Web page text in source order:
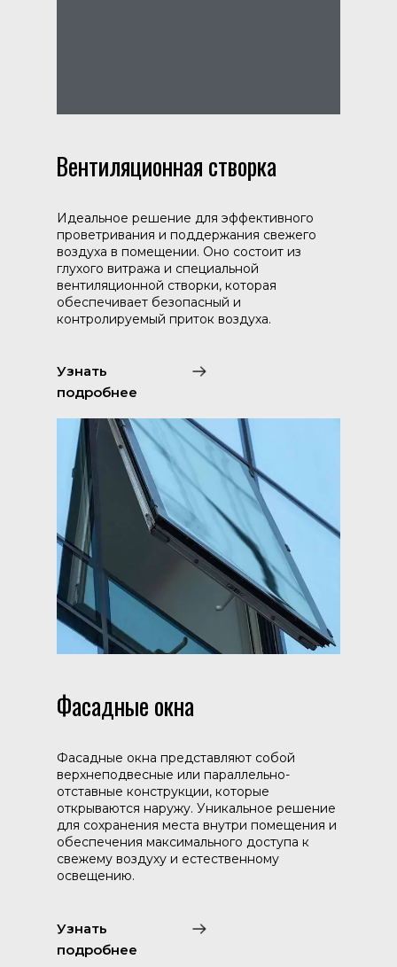
Узнать
подробнее
Узнать
подробнее
Фасадные окна представляют собой
верхнеподвесные или параллельно-
отставные конструкции, которые
открываются наружу. Уникальное решение
для сохранения места внутри помещения и
обеспечения максимального доступа к
свежему воздуху и естественному
освещению.
Фасадные окна
Идеальное решение для эффективного
проветривания и поддержания свежего
воздуха в помещении. Оно состоит из
глухого витража и специальной
вентиляционной створки, которая
обеспечивает безопасный и
контролируемый приток воздуха.
Вентиляционная створка